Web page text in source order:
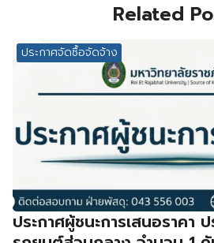
Related
ประกาศจัดซื้อจัดจ้าง
ประกาศผู้ชนะการเสนอราคา